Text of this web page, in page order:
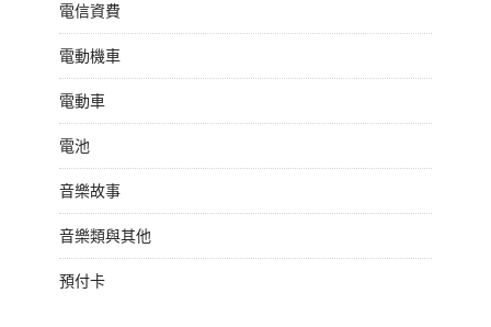
電信資費
電動機車
電動車
電池
音樂故事
音樂類與其他
預付卡